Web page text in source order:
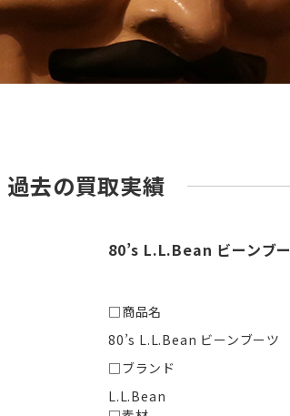
過去の買取実績
80’s L.L.Bean ビーンブ
□商品名
80’s L.L.Bean ビーンブーツ
□ブランド
L.L.Bean